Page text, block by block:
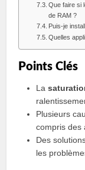
Que faire si
de RAM ?
Puis-je
Quelles
Points Clés
La
Plusieurs
compris des
Des
les